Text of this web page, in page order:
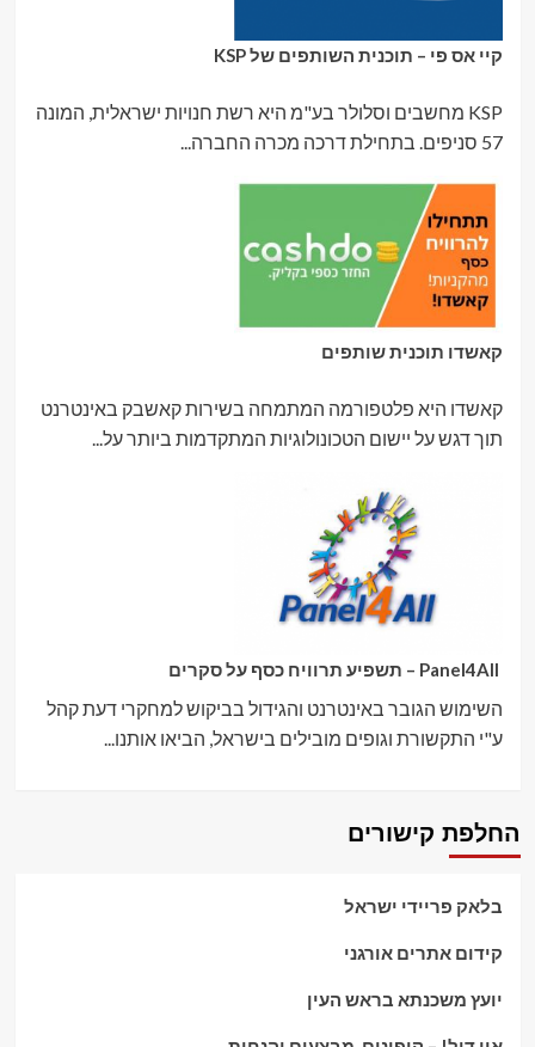
קיי אס פי – תוכנית השותפים של KSP
KSP מחשבים וסלולר בע"מ היא רשת חנויות ישראלית, המונה
57 סניפים. בתחילת דרכה מכרה החברה...
קאשדו תוכנית שותפים
קאשדו היא פלטפורמה המתמחה בשירות קאשבק באינטרנט
תוך דגש על יישום הטכונולוגיות המתקדמות ביותר על...
השימוש הגובר באינטרנט והגידול בביקוש למחקרי דעת קהל
ע"י התקשורת וגופים מובילים בישראל, הביאו אותנו...
החלפת קישורים
בלאק פריידי ישראל
קידום אתרים אורגני
יועץ משכנתא בראש העין